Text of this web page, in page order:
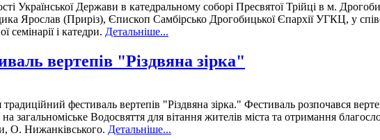
Української Держави в катедральному соборі Пресвятої Трійці в м.
Ярослав (Приріз), Єпископ Самбірсько Дрогобицької Єпархії УГКЦ, у
семінарії і катедри. Детальніше...
вертепів "Різдвяна зірка"
традиційний фестиваль вертепів "Різдвяна зірка." Фестиваль розпочався
Водосвяття для вітання жителів міста та отримання
О. Нижанківського. Детальніше...